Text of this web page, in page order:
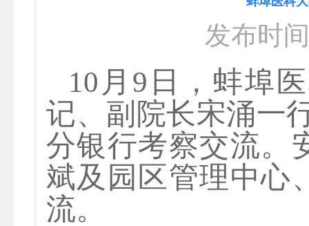
发布时
10 月 9 日， 蚌埠
记、副院长宋涌一
分银行考察交流。
斌及园区管理中心
流。